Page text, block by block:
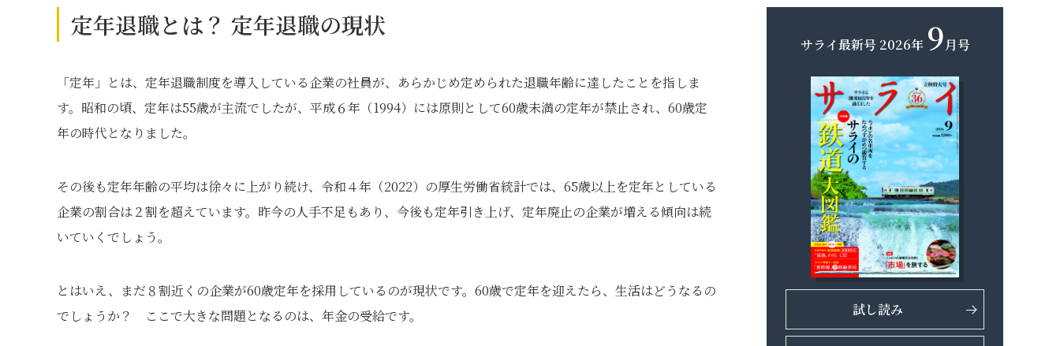
定年退職とは？ 定年退職の現状
「定年」とは、定年退職制度を導入している企業の社員が、あらかじめ定められた退職年齢に達したことを指しま
す。昭和の頃、定年は55歳が主流でしたが、平成６年（1994）には原則として60歳未満の定年が禁止され、60歳定
年の時代となりました。
その後も定年年齢の平均は徐々に上がり続け、令和４年（2022）の厚生労働省統計では、65歳以上を定年としている
企業の割合は２割を超えています。昨今の人手不足もあり、今後も定年引き上げ、定年廃止の企業が増える傾向は続
いていくでしょう。
とはいえ、まだ８割近くの企業が60歳定年を採用しているのが現状です。60歳で定年を迎えたら、生活はどうなるの
でしょうか？ ここで大きな問題となるのは、年金の受給です。
サライ最新号 2026年 9月号
試し読み